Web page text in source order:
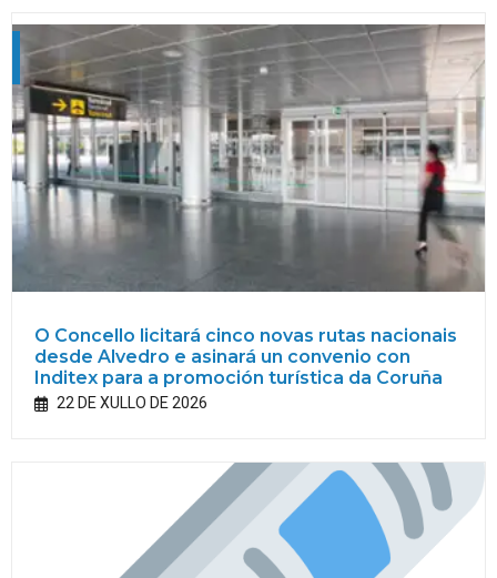
O Concello licitará cinco novas rutas nacionais
desde Alvedro e asinará un convenio con
Inditex para a promoción turística da Coruña
22 DE XULLO DE 2026